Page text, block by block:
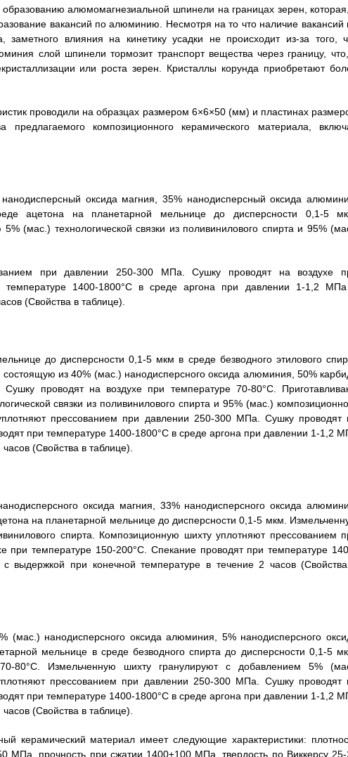
образованию алюмомагнезиальной шпинели на границах зерен,
вакансий по алюминию. Несмотря на то что наличие вакансий
влияния на кинетику усадки не происходит из-за того,
слой шпинели тормозит транспорт вещества через границу,
или роста зерен. Кристаллы корунда приобретают
проводили на образцах размером 6×6×50 (мм) и пластинах
композиционного керамического материала,
оксида магния, 35% нанодисперсный оксида
ацетона на планетарной мельнице до дисперсности 0,1-5
(мас.) технологической связки из поливинилового спирта и 95%
при давлении 250-300 МПа. Сушку проводят на воздухе
температуре 1400-1800°С в среде аргона при давлении 1-1,2
(Свойства в таблице).
до дисперсности 0,1-5 мкм в среде безводного этилового
из 40% (мас.) нанодисперсного оксида алюминия, 50%
проводят на воздухе при температуре 70-80°С.
связки из поливинилового спирта и 95% (мас.)
прессованием при давлении 250-300 МПа. Сушку проводят
при температуре 1400-1800°С в среде аргона при давлении 1-1,2
(Свойства в таблице).
оксида магния, 33% нанодисперсного оксида
на планетарной мельнице до дисперсности 0,1-5 мкм.
спирта. Композиционную шихту уплотняют прессованием
температуре 150-200°С. Спекание проводят при температуре
при конечной температуре в течение 2 часов
(мас.) нанодисперсного оксида алюминия, 5% нанодисперсного
мельнице в среде безводного спирта до дисперсности 0,1-5
80°С. Измельченную шихту гранулируют с добавлением 5%
прессованием при давлении 250-300 МПа. Сушку проводят
при температуре 1400-1800°С в среде аргона при давлении 1-1,2
(Свойства в таблице).
керамический материал имеет следующие характеристики:
МПа, прочность при сжатии 1400±100 МПа, твердость по Виккерсу 25-